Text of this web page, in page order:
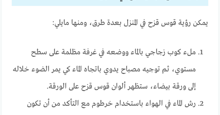
يمكن رؤية قوس قزح في المنزل بعدة طرق، ومنها مايلي:
ملء كوب زجاجي بالماء ووضعه في غرفة مظلمة على سطح
مستوي، ثم توجيه مصباح يدوي باتجاه الماء كي يمر الضوء خلاله
إلى ورقة بيضاء، ستظهر ألوان قوس قزح على الورقة.
رش الماء في الهواء باستخدام خرطوم مع التأكد من أن تكون